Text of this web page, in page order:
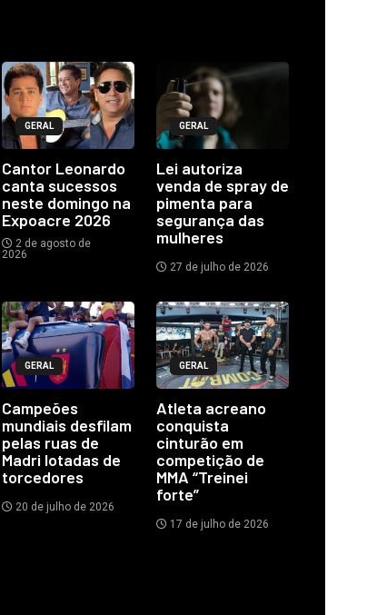
GERAL
Cantor Leonardo
canta sucessos
neste domingo na
Expoacre 2026
2 de agosto de
2026
GERAL
Lei autoriza
venda de spray de
pimenta para
segurança das
mulheres
27 de julho de 2026
GERAL
Campeões
mundiais desfilam
pelas ruas de
Madri lotadas de
torcedores
20 de julho de 2026
GERAL
Atleta acreano
conquista
cinturão em
competição de
MMA “Treinei
forte”
17 de julho de 2026